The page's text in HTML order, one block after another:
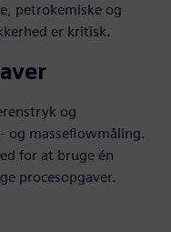
petrokemiske og
er kritisk.
og
og masseflowmåling.
for at bruge én
procesopgaver.